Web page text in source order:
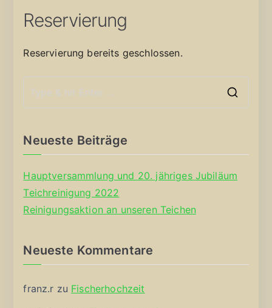
Reservierung
Reservierung bereits geschlossen.
Neueste Beiträge
Hauptversammlung und 20. jähriges Jubiläum
Teichreinigung 2022
Reinigungsaktion an unseren Teichen
Neueste Kommentare
franz.r zu Fischerhochzeit